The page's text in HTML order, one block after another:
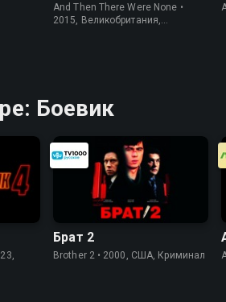
And Then There Were None •
2015, Великобритания,
Боевик
Брат 2
Brother 2 • 2000, США, Криминал